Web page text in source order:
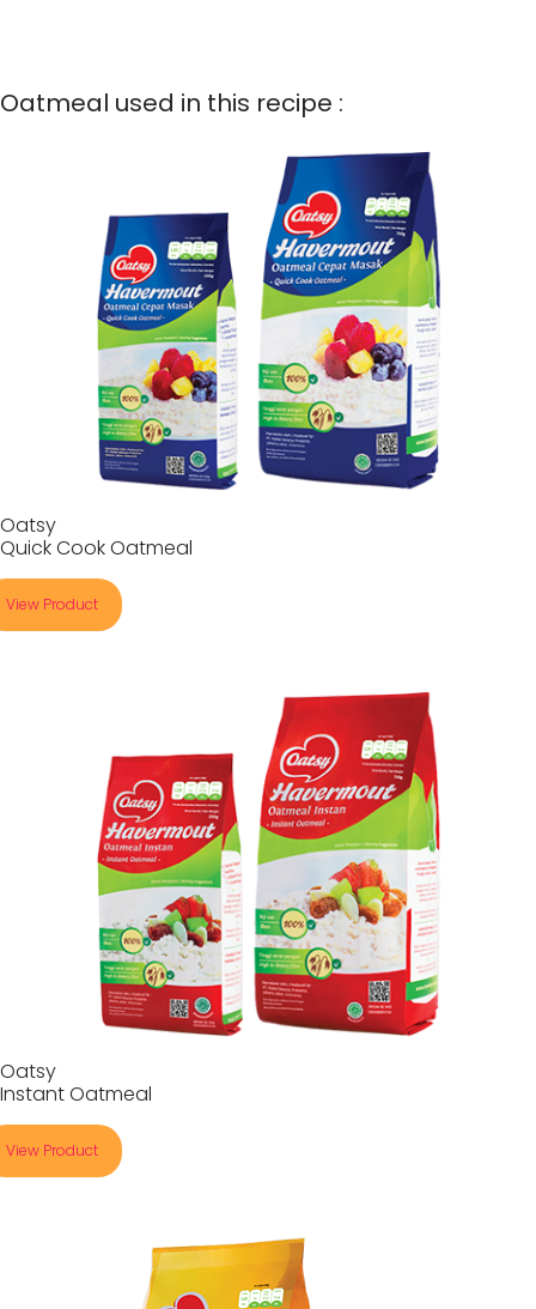
Oatmeal used in this recipe :
Oatsy
Quick Cook Oatmeal
View Product
Oatsy
Instant Oatmeal
View Product